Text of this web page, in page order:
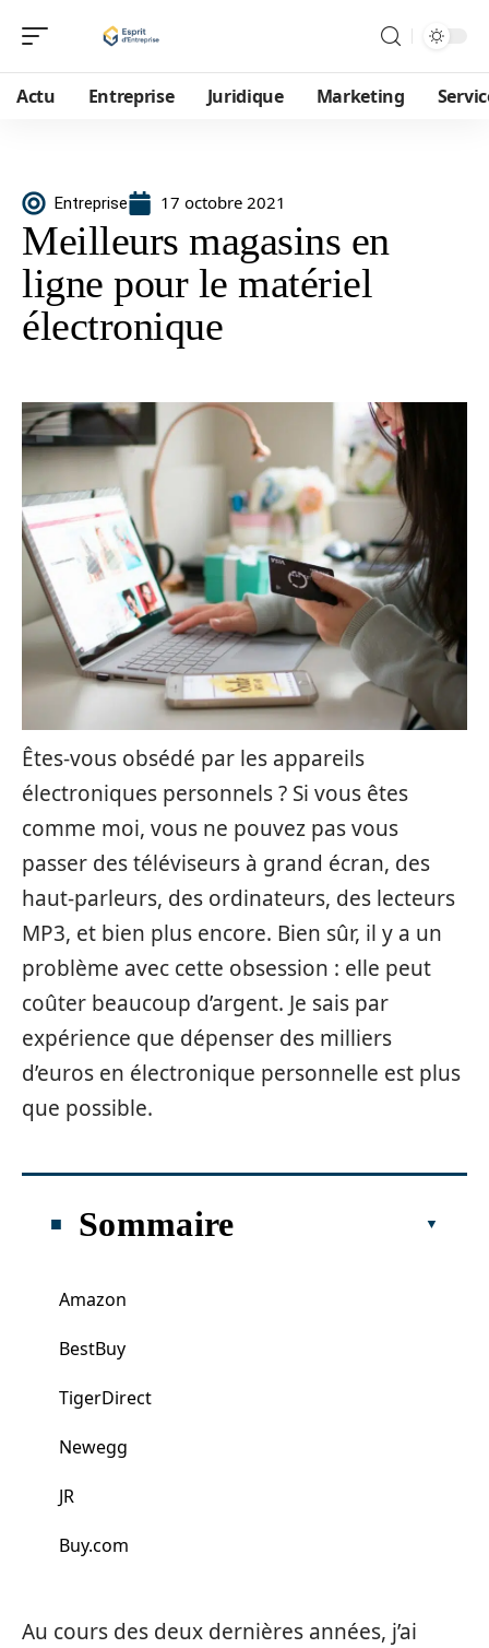
Actu Entreprise Juridique Marketing
Entreprise 17 octobre 2021
Meilleurs magasins en
ligne pour le matériel
électronique
Êtes-vous obsédé par les appareils
électroniques personnels ? Si vous êtes
comme moi, vous ne pouvez pas vous
passer des téléviseurs à grand écran, des
haut-parleurs, des ordinateurs, des lecteurs
MP3, et bien plus encore. Bien sûr, il y a un
problème avec cette obsession : elle peut
coûter beaucoup d’argent. Je sais par
expérience que dépenser des milliers
d’euros en électronique personnelle est plus
que possible.
Sommaire
Amazon
BestBuy
TigerDirect
Newegg
JR
Buy.com
Au cours des deux dernières années, j’ai